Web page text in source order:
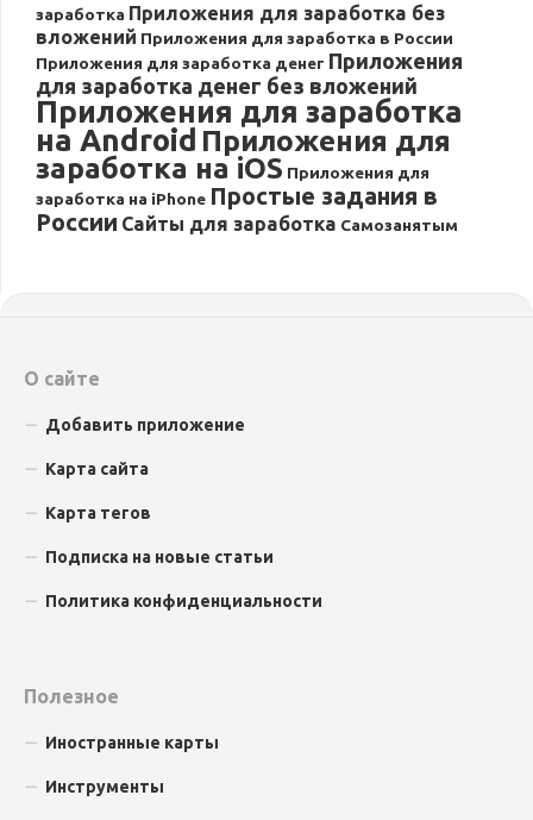
заработка Приложения для заработка без
вложений Приложения для заработка в России
Приложения для заработка денег Приложения
для заработка денег без вложений
Приложения для заработка
на Android Приложения для
заработка на iOS Приложения для
заработка на iPhone Простые задания в
России Сайты для заработка Самозанятым
О сайте
Добавить приложение
Карта сайта
Карта тегов
Подписка на новые статьи
Политика конфиденциальности
Полезное
Иностранные карты
Инструменты